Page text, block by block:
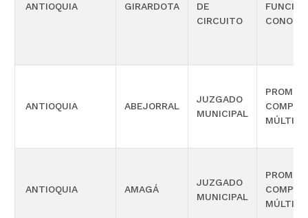
ANTIOQUIA GIRARDOTA
DE
CIRCUITO
ANTIOQUIA ABEJORRAL
JUZGADO
MUNICIPAL
ANTIOQUIA AMAGÁ
JUZGADO
MUNICIPAL